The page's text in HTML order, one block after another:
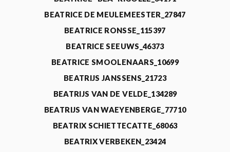
BEATRICE DE MEULEMEESTER_27847
BEATRICE RONSSE_115397
BEATRICE SEEUWS_46373
BEATRICE SMOOLENAARS_10699
BEATRIJS JANSSENS_21723
BEATRIJS VAN DE VELDE_134289
BEATRIJS VAN WAEYENBERGE_77710
BEATRIX SCHIETTECATTE_68063
BEATRIX VERBEKEN_23424